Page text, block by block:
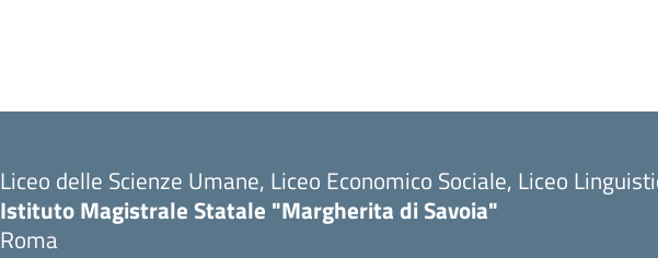
Liceo delle Scienze Umane, Liceo Economico Sociale, Liceo
Istituto Magistrale Statale "Margherita di Savoia"
Roma